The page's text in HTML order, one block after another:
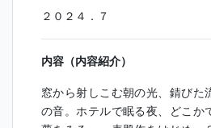
２０２４．７
内容（内容紹介）
窓から射しこむ朝の光、錆びた
の音。ホテルで眠る夜、どこか